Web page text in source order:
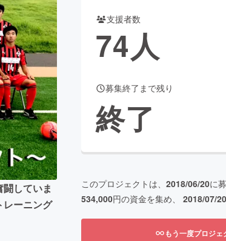
ビューティー・ヘルスケア
CAMPFIRE Creation
machi-yaコミュニティ
していま
レーニング
支援者数
74人
募集終了まで残り
終了
このプロジェクトは、 2018/06/20に
534,000円の資金を集め、 2018/07/20
もう一度プロジ